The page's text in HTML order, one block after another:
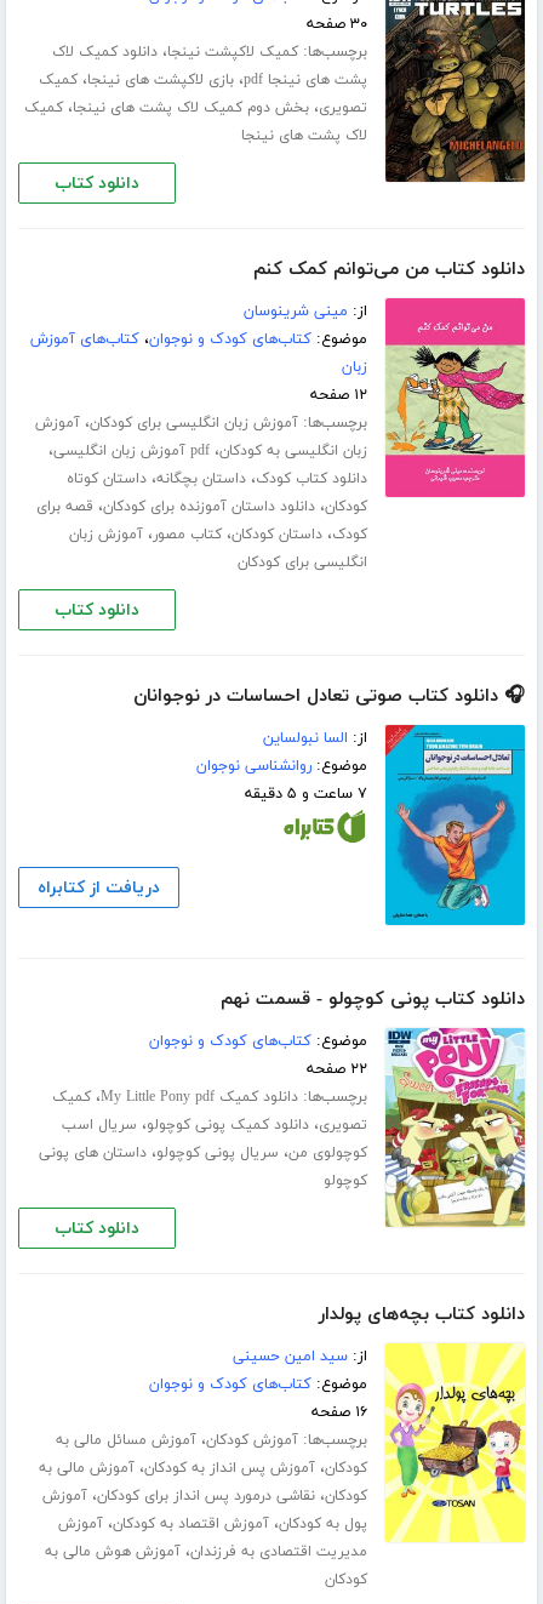
۳۰ صفحه
برچسب‌ها:کمیک لاکپشت نینجا،دانلود کمیک لاک
پشت های نینجا pdf
،بازی لاکپشت های نینجا،کمیک
تصویری،بخش دوم کمیک لاک پشت های نینجا،کمیک
لاک پشت های نینجا
دانلود کتاب
دانلود کتاب من می‌توانم کمک کنم
از: مینی شرینوسان
موضوع:کتاب‌های کودک و نوجوان،کتاب‌های آموزش
زبان
۱۲ صفحه
برچسب‌ها:آموزش زبان انگلیسی برای کودکان،آموزش
زبان انگلیسی به کودکان،pdf آموزش زبان انگلیسی ،
دانلود کتاب کودک،داستان بچگانه،داستان کوتاه
کودکان،دانلود داستان آموزنده برای کودکان، قصه برای
کودک،داستان کودکان،کتاب مصور،آموزش زبان
انگلیسی برای کودکان
دانلود کتاب
🎧 دانلود کتاب صوتی تعادل احساسات در نوجوانان
از: السا نبولساین
موضوع:روانشناسی نوجوان
۷ ساعت و ۵ دقیقه
دریافت از کتابراه
دانلود کتاب پونی کوچولو - قسمت نهم
موضوع:کتاب‌های کودک و نوجوان
۲۲ صفحه
برچسب‌ها:دانلود کمیک My Little Pony pdf ،کمیک
تصویری،دانلود کمیک پونی کوچولو، سریال اسب
کوچولوی من، سریال پونی کوچولو،داستان های پونی
کوچولو
دانلود کتاب
دانلود کتاب بچه‌های پولدار
از:سید امین حسینی
موضوع:کتاب‌های کودک و نوجوان
۱۶ صفحه
برچسب‌ها:آموزش کودکان،آموزش مسائل مالی به
کودکان،آموزش پس انداز به کودکان،آموزش مالی به
کودکان،نقاشی درمورد پس انداز برای کودکان،آموزش
پول به کودکان،آموزش اقتصاد به کودکان،آموزش
مدیریت اقتصادی به فرزندان،آموزش هوش مالی به
کودکان